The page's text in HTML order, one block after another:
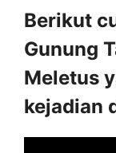
Berikut
Gunung
Meletus
kejadian